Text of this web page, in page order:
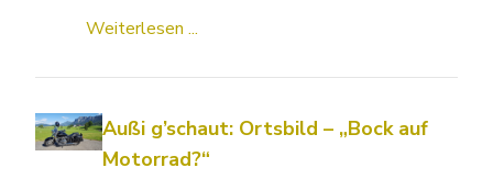
Weiterlesen ...
Außi g’schaut: Ortsbild – „Bock auf
Motorrad?“